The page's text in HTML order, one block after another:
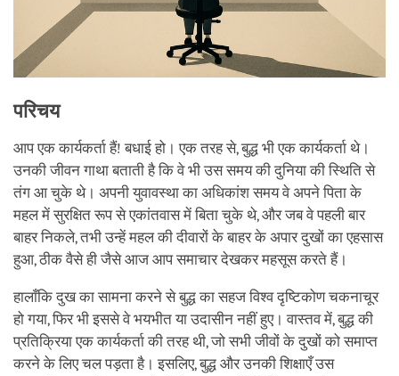
परिचय
आप एक कार्यकर्ता हैं! बधाई हो। एक तरह से, बुद्ध भी एक कार्यकर्ता थे।
उनकी जीवन गाथा बताती है कि वे भी उस समय की दुनिया की स्थिति से
तंग आ चुके थे। अपनी युवावस्था का अधिकांश समय वे अपने पिता के
महल में सुरक्षित रूप से एकांतवास में बिता चुके थे, और जब वे पहली बार
बाहर निकले, तभी उन्हें महल की दीवारों के बाहर के अपार दुखों का एहसास
हुआ, ठीक वैसे ही जैसे आज आप समाचार देखकर महसूस करते हैं।
हालाँकि दुख का सामना करने से बुद्ध का सहज विश्व दृष्टिकोण चकनाचूर
हो गया, फिर भी इससे वे भयभीत या उदासीन नहीं हुए। वास्तव में, बुद्ध की
प्रतिक्रिया एक कार्यकर्ता की तरह थी, जो सभी जीवों के दुखों को समाप्त
करने के लिए चल पड़ता है। इसलिए, बुद्ध और उनकी शिक्षाएँ उस